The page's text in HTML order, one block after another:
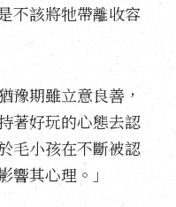
不該將牠帶離收容
豫期雖立意良善，
著好玩的心態去認
毛小孩在不斷被認
響其心理。」